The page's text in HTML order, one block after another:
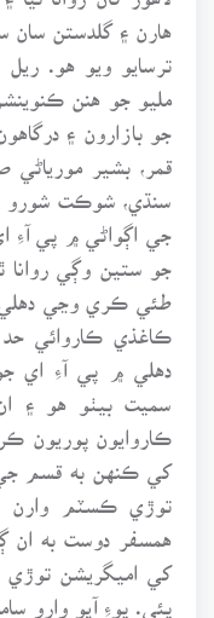
هارن ۽ گلدستن سان
ترسايو ويو هو.
مليو جو هنن
جو بازارون ۽
قمر، بشير مورياڻي
جو ستين وڳي
طئي ڪري وڃي دهلي
ڪاغذي ڪاروائي
دهلي ۾ پي آءِ اي
سميت بيٺو هو ۽
ڪاروايون پوريون
کي ڪنهن به قسم جي
توڙي ڪسٽم وارن
همسفر دوست به ان
کي اميگريشن
پئي. پوءِ آيو وارو